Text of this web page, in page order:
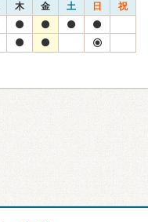
木 金 土 日 祝